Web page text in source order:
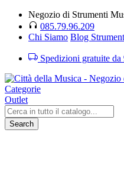
Negozio di Strumenti
085.79.96.209
Chi Siamo Blog
Spedizioni gratuite da
Categorie
Outlet
Search